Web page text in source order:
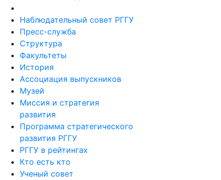
Наблюдательный совет РГГУ
Пресс-служба
Структура
Факультеты
История
Ассоциация выпускников
Музей
Миссия и стратегия
развития
Программа стратегического
развития РГГУ
РГГУ в рейтингах
Кто есть кто
Ученый совет